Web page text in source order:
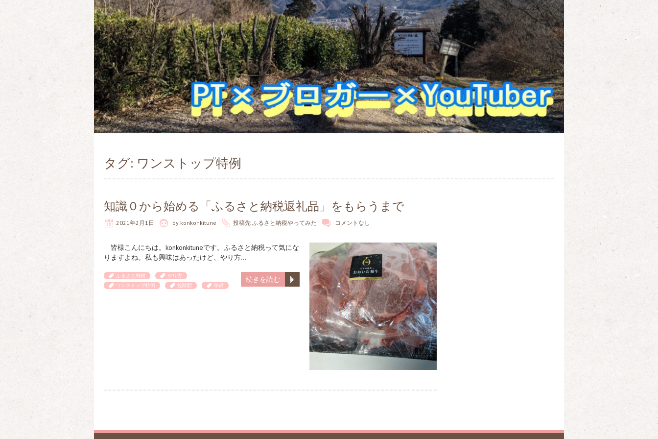
タグ: ワンストップ特例
知識０から始める「ふるさと納税返礼品」をもらうまで
2021年2月1日 by konkonkitune 投稿先 ふるさと納税やってみた コメントなし
皆様こんにちは。konkonkituneです。ふるさと納税って気にな
りますよね。私も興味はあったけど、やり方…
続きを読む
ふるさと納税
やり方
ワンストップ特例
控除額 準備